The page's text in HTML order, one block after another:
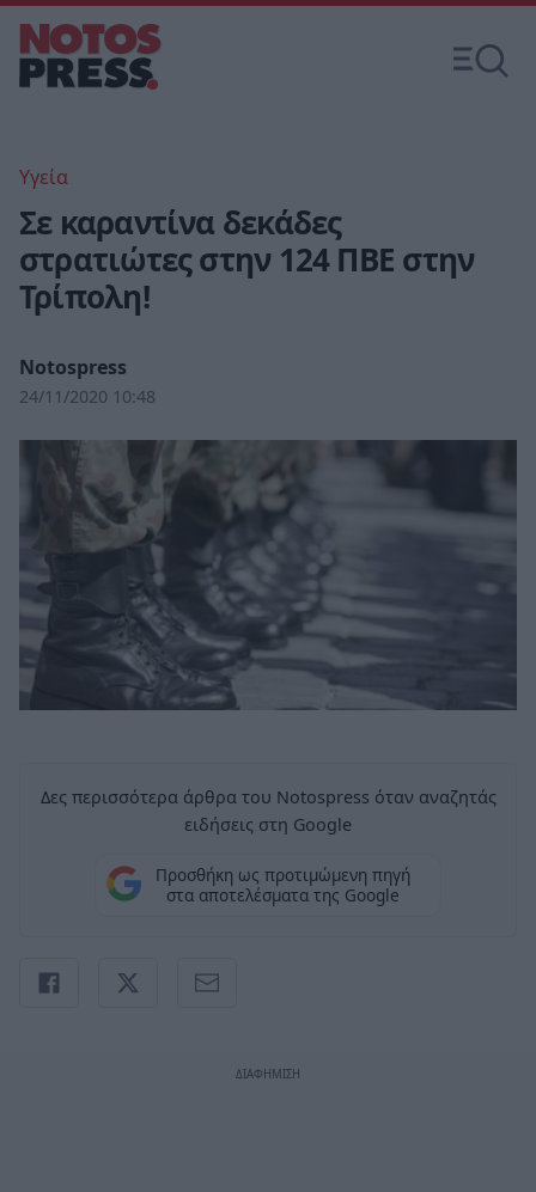
Υγεία
Σε καραντίνα δεκάδες
στρατιώτες στην 124 ΠΒΕ στην
Τρίπολη!
Notospress
24/11/2020 10:48
Δες περισσότερα άρθρα του Notospress όταν αναζητάς
ειδήσεις στη Google
Προσθήκη ως προτιμώμενη πηγή
στα αποτελέσματα της Google